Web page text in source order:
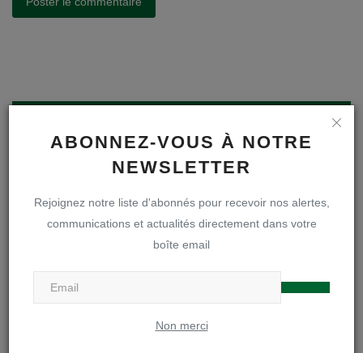
ABONNEZ-VOUS À NOTRE
NEWSLETTER
Rejoignez notre liste d'abonnés pour recevoir nos alertes,
communications et actualités directement dans votre
boîte email
Non merci
Inscriptions en première secondaire
Infos inscriptions